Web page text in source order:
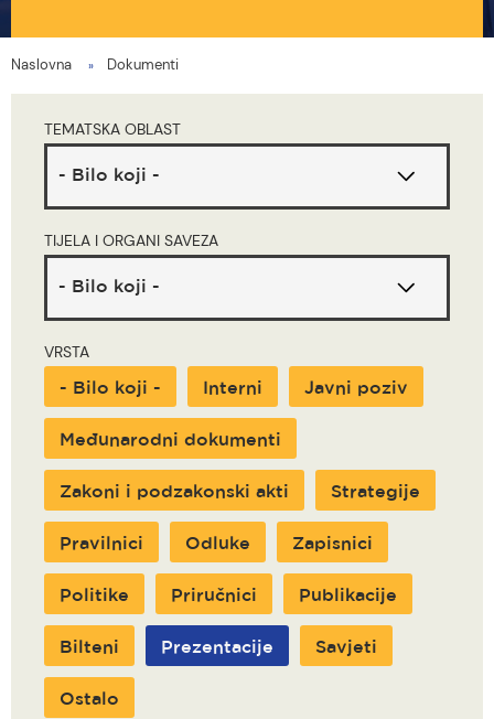
You
here
Naslovna Dokumenti
TEMATSKA OBLAST
TIJELA I ORGANI SAVEZA
VRSTA
- Bilo koji - Interni Javni poziv
Međunarodni dokumenti
Zakoni i podzakonski akti Strategije
Pravilnici Odluke Zapisnici
Politike Priručnici Publikacije
Bilteni Prezentacije Savjeti
Ostalo